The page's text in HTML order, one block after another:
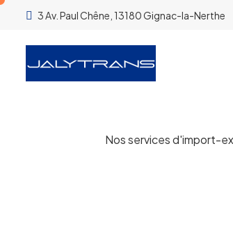
3 Av. Paul Chêne, 13180 Gignac-la-Nerthe
Nos services d'import-